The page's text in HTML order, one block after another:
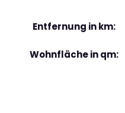
Entfernung in km:
Wohnfläche in qm: